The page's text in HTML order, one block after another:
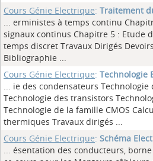
Cours Génie Electrique: Traitement
... erministes à temps continu
signaux continus Chapitre 5 : Etude
temps discret Travaux Dirigés
Bibliographie ...
Cours Génie Electrique: Technologie
... ie des condensateurs
Technologie des transistors
Technologie de la famille CMOS
thermiques Travaux dirigés ...
Cours Génie Electrique: Schéma
... ésentation des conducteurs,